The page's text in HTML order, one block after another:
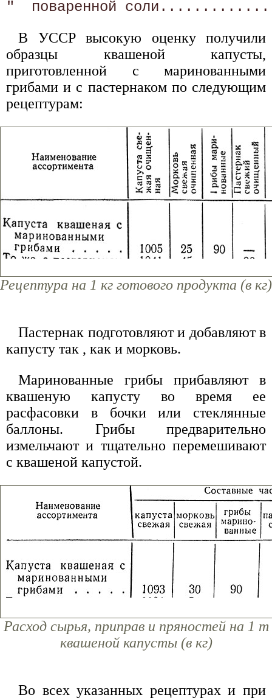
В УССР высокую оценку получили
образцы квашеной капусты,
приготовленной с маринованными
грибами и с пастернаком по следующим
рецептурам:
Рецептура на 1 кг готового продукта (в кг)
Пастернак подготовляют и добавляют в
капусту так , как и морковь.
Маринованные грибы прибавляют в
квашеную капусту во время ее
расфасовки в бочки или стеклянные
баллоны. Грибы предварительно
измельчают и тщательно перемешивают
с квашеной капустой.
Расход сырья, приправ и пряностей на 1 т
квашеной капусты (в кг)
Во всех указанных рецептурах и при